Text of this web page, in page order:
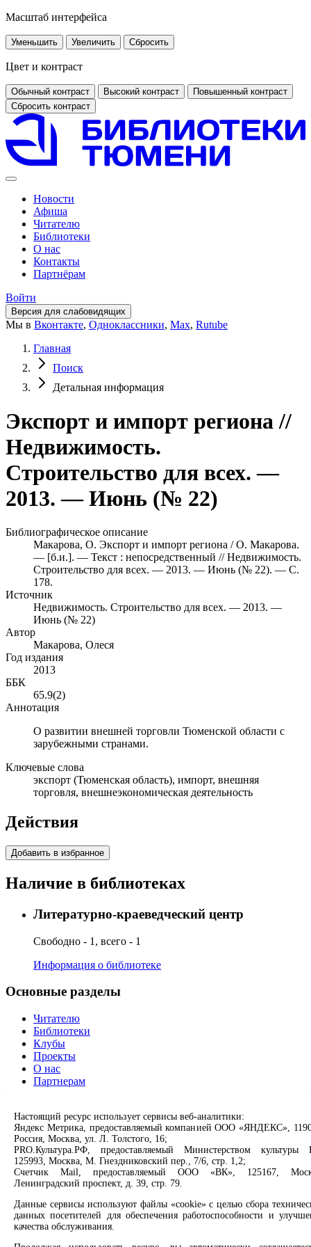
Масштаб интерфейса
Уменьшить Увеличить Сбросить
Цвет и контраст
Обычный контраст Высокий контраст
Повышенный контраст
Сбросить контраст
Новости
Афиша
Читателю
Библиотеки
О нас
Контакты
Партнёрам
Войти
Версия для слабовидящих
Мы в Вконтакте, Одноклассники, Max, Rutube
Главная
Поиск
Детальная информация
Экспорт и импорт региона //
Недвижимость.
Строительство для всех. —
2013. — Июнь (№ 22)
Библиографическое описание
Макарова, О. Экспорт и импорт региона / О. Макарова.
— [б.и.]. — Текст : непосредственный // Недвижимость.
Строительство для всех. — 2013. — Июнь (№ 22). — С.
178.
Источник
Недвижимость. Строительство для всех. — 2013. —
Июнь (№ 22)
Автор
Макарова, Олеся
Год издания
2013
ББК
65.9(2)
Аннотация
О развитии внешней торговли Тюменской области с
зарубежными странами.
Ключевые слова
экспорт (Тюменская область), импорт, внешняя
торговля, внешнеэкономическая деятельность
Действия
Добавить в избранное
Наличие в библиотеках
Литературно-краеведческий центр
Свободно - 1, всего - 1
Информация о библиотеке
Основные разделы
Читателю
Библиотеки
Клубы
Проекты
О нас
Партнерам
Продлить книгу
Спроси библиотекаря
Спроси краеведа
Оцените качество услуг
Направить обращение директору
Соцсети
Настоящий ресурс использует сервисы веб-аналитики:
Яндекс Метрика, предоставляемый компанией ООО «ЯНДЕКС»,
Россия, Москва, ул. Л. Толстого, 16;
PRO.Культура.РФ, предоставляемый Министерством культуры
125993, Москва, М. Гнездниковский пер., 7/6, стр. 1,2;
Счетчик Mail, предоставляемый ООО «ВК», 125167,
Ленинградский проспект, д. 39, стр. 79.
Данные сервисы используют файлы «cookie» с целью сбора
данных посетителей для обеспечения работоспособности и
качества обслуживания.